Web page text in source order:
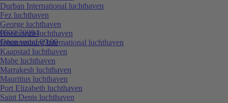
0800 70094
Open vanaf 09:00
Durban International luchthaven
Fez luchthaven
George luchthaven
Hoedspruit luchthaven
Johannesburg International luchthaven
Kaapstad luchthaven
Mahe luchthaven
Marrakesh luchthaven
Mauritius luchthaven
Port Elizabeth luchthaven
Saint Denis luchthaven